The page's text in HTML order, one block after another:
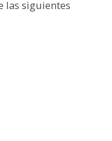
las siguientes